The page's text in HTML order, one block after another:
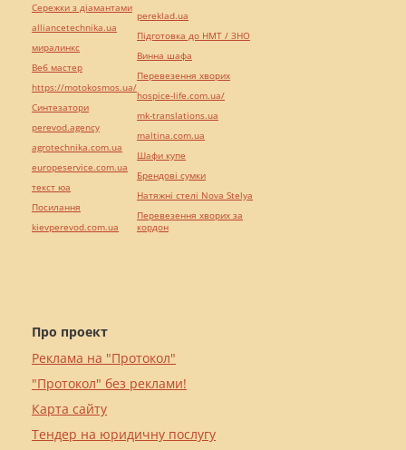
Про проект
Реклама на "Протокол"
"Протокол" без реклами!
Карта сайту
Тендер на юридичну послугу
Сережки з діамантами
alliancetechnika.ua
миралинкс
Веб мастер
https://motokosmos.ua/
Синтезатори
perevod.agency
agrotechnika.com.ua
europeservice.com.ua
текст юа
Посилання
kievperevod.com.ua
pereklad.ua
Підготовка до НМТ / ЗНО
Винна шафа
Перевезення хворих
hospice-life.com.ua/
mk-translations.ua
maltina.com.ua
Шафи купе
Брендові сумки
Натяжні стелі Nova Stelya
Перевезення хворих за
кордон